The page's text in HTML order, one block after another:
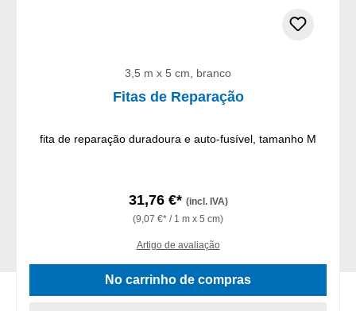
3,5 m x 5 cm, branco
Fitas de Reparação
fita de reparação duradoura e auto-fusível, tamanho M
31,76 €* (incl. IVA)
(9,07 €* / 1 m x 5 cm)
Artigo de avaliação
No carrinho de compras